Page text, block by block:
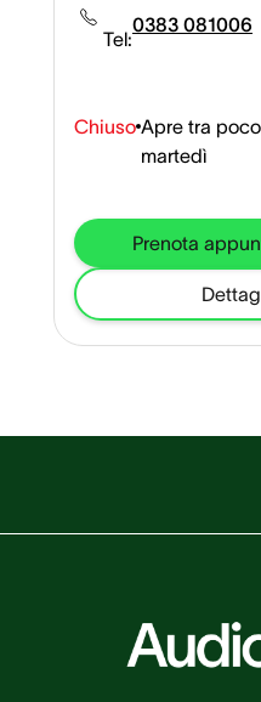
15,6 km
Tel:
0383 081006
Chiuso Apre tra poco
martedì
Prenota